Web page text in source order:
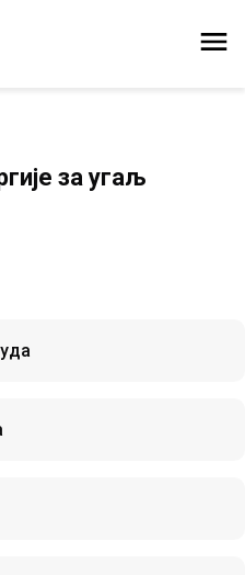
за угаљ